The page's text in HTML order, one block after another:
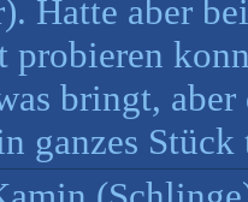
Hatte aber
probieren
bringt,
ganzes